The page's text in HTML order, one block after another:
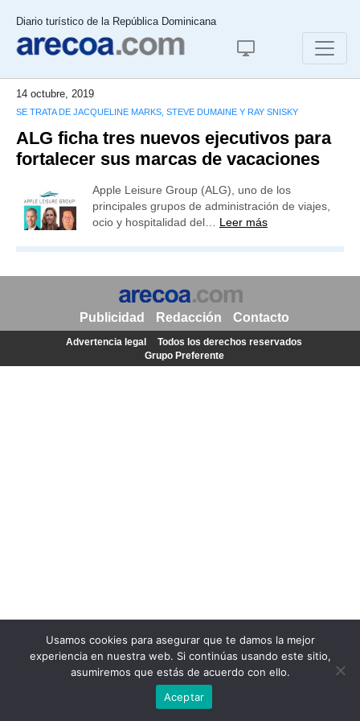
Diario turístico de la República Dominicana
14 octubre, 2019
SE TRATA DE JACQUELINE MARKS, STEVE DUMAINE Y RAY SNISKY
ALG ficha tres nuevos ejecutivos para
fortalecer sus marcas de vacaciones
Apple Leisure Group (ALG), uno de los
principales grupos de administración de viajes,
ocio y hospitalidad del… Leer más
Usamos cookies para asegurar que te damos la mejor
experiencia en nuestra web. Si continúas usando este sitio,
asumiremos que estás de acuerdo con ello.
Aceptar
Publicidad Redacción Contacto
Advertencia legal
Todos los derechos reservados
Grupo Preferente